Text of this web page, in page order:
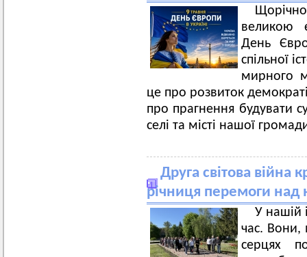
великою
День
спільної
мирного
це про розвиток
про прагнення будувати
селі та місті нашої
Друга світова війна
річниця перемоги
У нашій
час. Вони,
серцях